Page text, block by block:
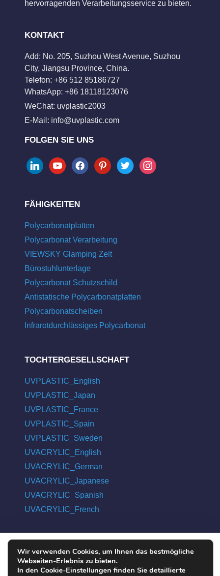
hervorragenden Verarbeitungsservice zu bieten.
KONTAKT
Add: No. 205, Suzhou West Avenue, Suzhou
City, Jiangsu Province, China.
Telefon: +86 512 85186727
WhatsApp: +86 18118123076
WeChat: uvplastic2003
E-Mail: info@uvplastic.com
FOLGEN SIE UNS
linkedinyoutubefacebookpinteresttwitter instagram
FÄHIGKEITEN
Polycarbonatplatten
Polycarbonat Verarbeitung
VIEWSKY Glamping Zelt
Bürostuhlunterlage
Polycarbonat Schutzschild
Antistatische Polycarbonatplatten
Polycarbonatscheiben
Infrarotdurchlässiges Polycarbonat
TOCHTERGESELLSCHAFT
UVPLASTIC_English
UVPLASTIC_Japan
UVPLASTIC_France
UVPLASTIC_Spain
UVPLASTIC_Sweden
UVACRYLIC_English
UVACRYLIC_German
UVACRYLIC_Japanese
UVACRYLIC_Spanish
UVACRYLIC_French
COPYRIGHT © 2004 - 2026 UVPLASTIC MATERIAL TECHNOLOGY
CO., LTD. ALL RIGHTS RESERVED
Wir verwenden Cookies, um Ihnen das bestmögliche
Webseiten-Erlebnis zu bieten.
In den Cookie-Einstellungen finden Sie detaillierte